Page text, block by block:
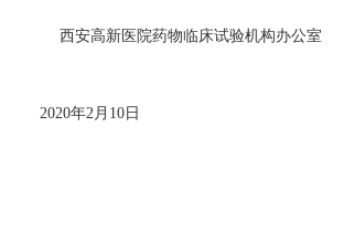
西安高新医院药物临床试验机构办公室
月10日